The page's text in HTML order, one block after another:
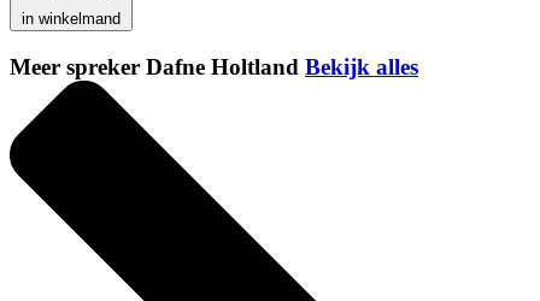
in winkelmand
Meer spreker Dafne Holtland Bekijk alles